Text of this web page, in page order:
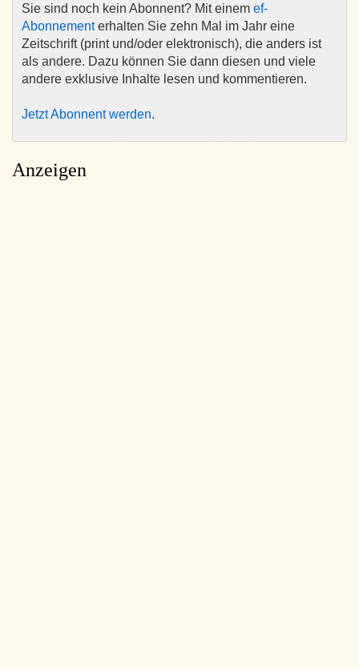
Sie sind noch kein Abonnent? Mit einem ef-
Abonnementerhalten Sie zehn Mal im Jahr eine
Zeitschrift (print und/oder elektronisch), die anders ist
als andere. Dazu können Sie dann diesen und viele
andere exklusive Inhalte lesen und kommentieren.
Jetzt Abonnent werden.
Anzeigen